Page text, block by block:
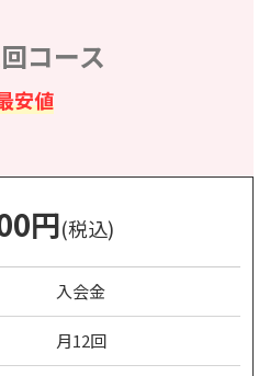
コース
安値
円(税込)
入会金
月12回